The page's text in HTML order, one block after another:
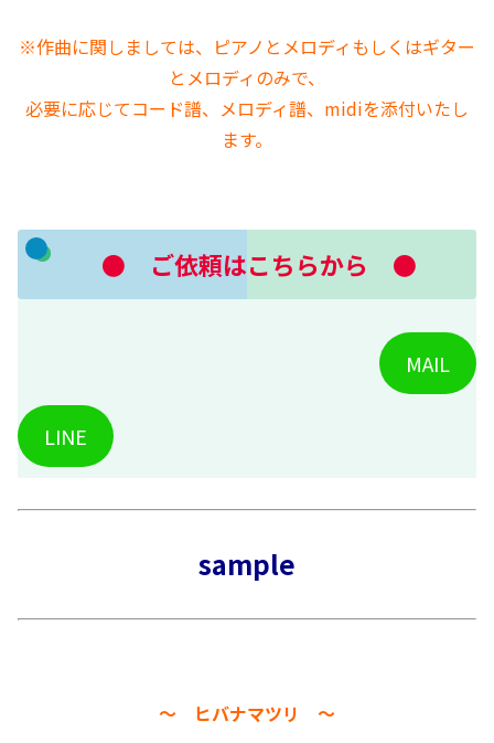
※作曲に関しましては、ピアノとメロディもしくはギター
とメロディのみで、
必要に応じてコード譜、メロディ譜、midiを添付いたし
ます。
● ご依頼はこちらから ●
MAIL
LINE
sample
〜 ヒバナマツリ 〜